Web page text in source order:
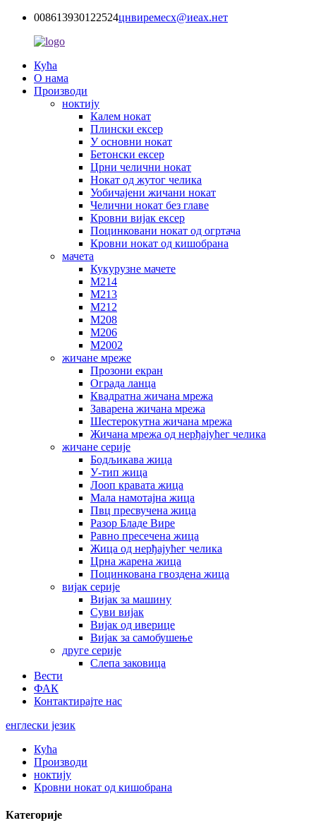
008613930122524цнвиремесх@иеах.нет
Кућа
О нама
Производи
ноктију
Калем нокат
Плински ексер
У основни нокат
Бетонски ексер
Црни челични нокат
Нокат од жутог челика
Уобичајени жичани нокат
Челични нокат без главе
Кровни вијак ексер
Поцинковани нокат од огртача
Кровни нокат од кишобрана
мачета
Кукурузне мачете
М214
М213
М212
М208
М206
М2002
жичане мреже
Прозони екран
Ограда ланца
Квадратна жичана мрежа
Заварена жичана мрежа
Шестерокутна жичана мрежа
Жичана мрежа од нерђајућег челика
жичане серије
Бодљикава жица
У-тип жица
Лооп кравата жица
Мала намотајна жица
Пвц пресвучена жица
Разор Бладе Вире
Равно пресечена жица
Жица од нерђајућег челика
Црна жарена жица
Поцинкована гвоздена жица
вијак серије
Вијак за машину
Суви вијак
Вијак од иверице
Вијак за самобушење
друге серије
Слепа заковица
Вести
ФАК
Контактирајте нас
енглески језик
Кућа
Производи
ноктију
Кровни нокат од кишобрана
Категорије